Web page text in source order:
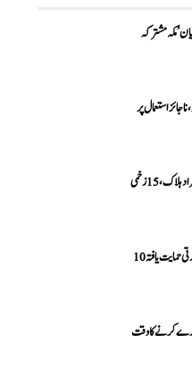
’مکہ مشترکہ
استعمال پر
خیبرپختونخوا میں فورسز کی کارروائیاں، بھارتی حمایت یافتہ 10
کرنے کا وقت